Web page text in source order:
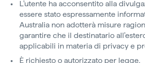
L'utente ha acconsentito alla
essere stato espressamente
Australia non adotterà misure
garantire che il destinatario
applicabili in materia di privacy e
È richiesto o autorizzato per legge.